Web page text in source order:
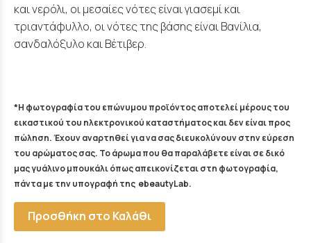
και νερόλι, οι μεσαίες νότες είναι γιασεμί και
τριαντάφυλλο, οι νότες της βάσης είναι Βανίλια,
σανδαλόξυλο και Βέτιβερ.
*Η φωτογραφία του επώνυμου προϊόντος αποτελεί μέρους του
εικαστικού του ηλεκτρονικού καταστήματος και δεν είναι προς
πώληση. Έχουν αναρτηθεί για να σας διευκολύνουν στην εύρεση
του αρώματος σας. Το άρωμα που θα παραλάβετε είναι σε δικό
μας γυάλινο μπουκάλι όπως απεικονίζεται στη φωτογραφία,
πάντα με την υπογραφή της ebeautyLab.
Προσθήκη στο Καλάθι